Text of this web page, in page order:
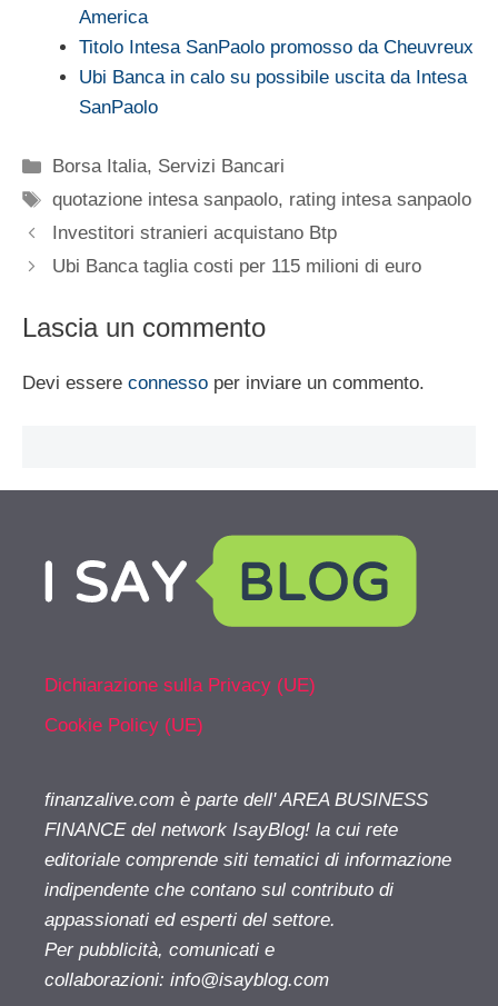
America
Titolo Intesa SanPaolo promosso da Cheuvreux
Ubi Banca in calo su possibile uscita da Intesa
SanPaolo
Categorie
Borsa Italia, Servizi Bancari
Tag
quotazione intesa sanpaolo, rating intesa sanpaolo
Investitori stranieri acquistano Btp
Ubi Banca taglia costi per 115 milioni di euro
Lascia un commento
Devi essere connesso per inviare un commento.
Dichiarazione sulla Privacy (UE)
Cookie Policy (UE)
finanzalive.com è parte dell' AREA BUSINESS
FINANCE del network IsayBlog! la cui rete
editoriale comprende siti tematici di informazione
indipendente che contano sul contributo di
appassionati ed esperti del settore.
Per pubblicità, comunicati e
collaborazioni: info@isayblog.com